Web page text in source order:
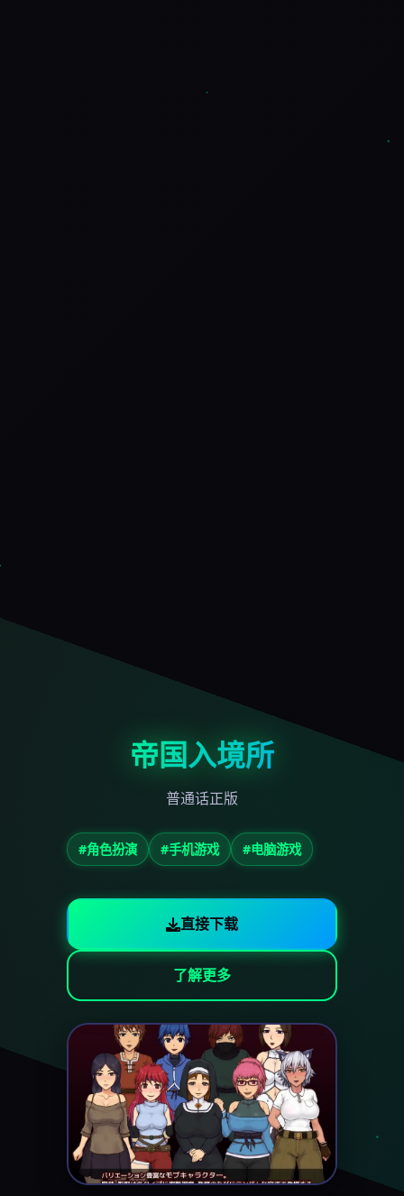
帝国入境所
普通话正版
#角色扮演 #手机游戏 #电脑游戏
直接下载
了解更多